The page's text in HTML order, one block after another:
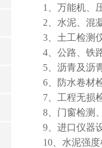
1、万能机、
2、水泥、混
3、土工检测
4、公路、铁
5、沥青及沥
6、防水卷材
7、工程无损
8、门窗检测
9、进口仪器
10、水泥强